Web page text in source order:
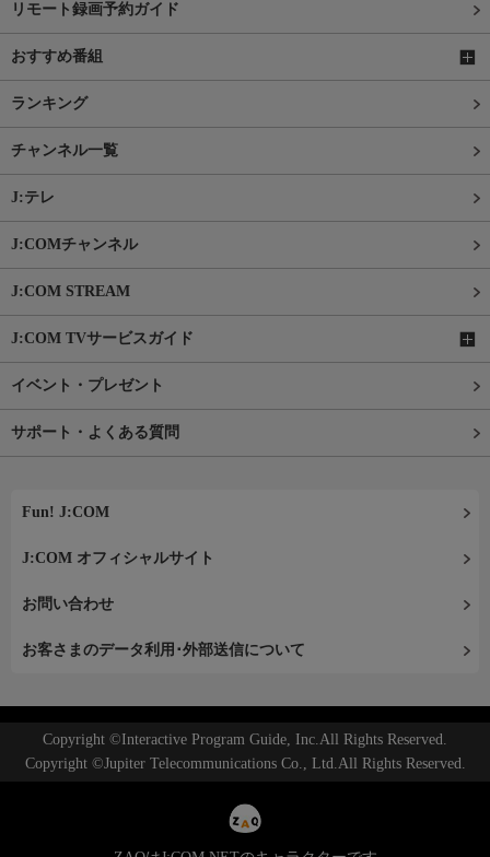
リモート録画予約ガイド
おすすめ番組
ランキング
チャンネル一覧
J:テレ
J:COMチャンネル
J:COM STREAM
J:COM TVサービスガイド
イベント・プレゼント
サポート・よくある質問
Fun! J:COM
J:COM オフィシャルサイト
お問い合わせ
お客さまのデータ利用･外部送信について
Copyright ©Interactive Program Guide, Inc.All Rights Reserved.
Copyright ©Jupiter Telecommunications Co., Ltd.All Rights Reserved.